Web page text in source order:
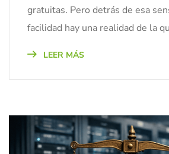
gratuitas. Pero detrás de esa
facilidad hay una realidad de la
LEER MÁS